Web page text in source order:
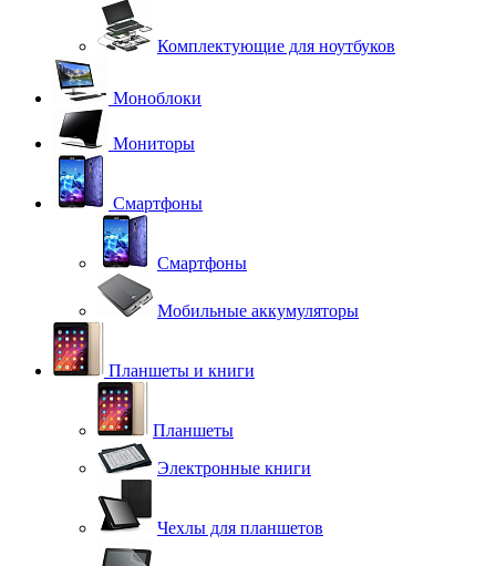
Комплектующие для ноутбуков
Моноблоки
Мониторы
Смартфоны
Смартфоны
Мобильные аккумуляторы
Планшеты и книги
Планшеты
Электронные книги
Чехлы для планшетов